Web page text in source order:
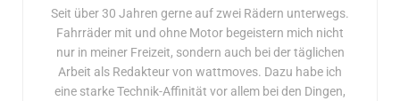
Seit über 30 Jahren gerne auf zwei Rädern unterwegs.
Fahrräder mit und ohne Motor begeistern mich nicht
nur in meiner Freizeit, sondern auch bei der täglichen
Arbeit als Redakteur von wattmoves. Dazu habe ich
eine starke Technik-Affinität vor allem bei den Dingen,